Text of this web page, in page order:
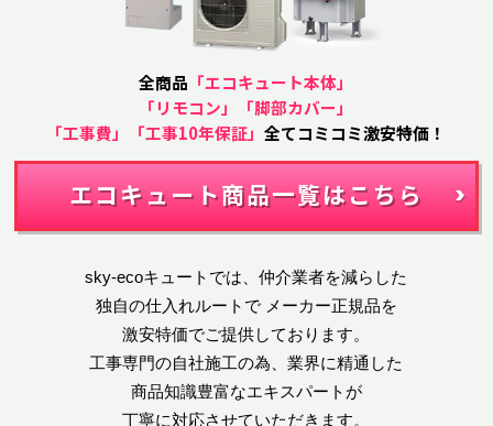
全商品 「エコキュート本体」
「リモコン」「脚部カバー」
「工事費」「工事10年保証」全てコミコミ激安特価！
エコキュート商品一覧はこちら
sky-ecoキュートでは、仲介業者を減らした
独自の仕入れルートでメーカー正規品を
激安特価でご提供しております。
工事専門の自社施工の為、業界に精通した
商品知識豊富なエキスパートが
丁寧に対応させていただきます。